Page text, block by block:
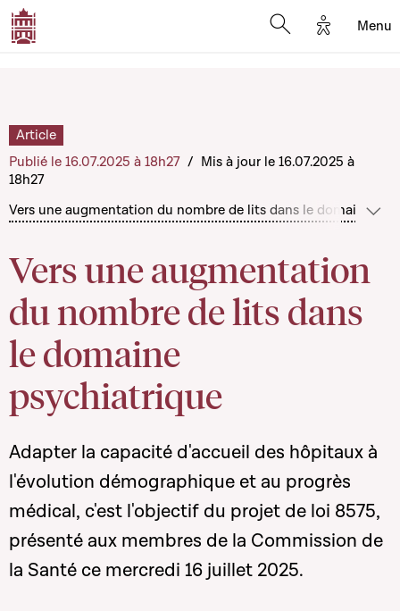
Options
Menu
Vers une augmentation du nombre de lits dans le domaine
Vers une augmentation
du nombre de lits dans
le domaine
psychiatrique
Article
Publié le 16.07.2025 à 18h27 / Mis à jour le 16.07.2025 à
18h27
Adapter la capacité d'accueil des hôpitaux à
l'évolution démographique et au progrès
médical, c'est l'objectif du projet de loi 8575,
présenté aux membres de la Commission de
la Santé ce mercredi 16 juillet 2025.